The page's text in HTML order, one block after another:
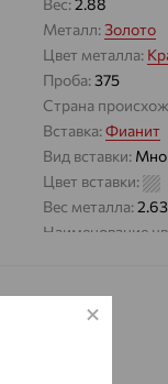
Вес:2.88
Металл:Золото
Цвет металла:
Проба:375
Страна
Вставка:Фианит
Вид вставки:
Цвет вставки:
Вес металла:2.63
Наименование